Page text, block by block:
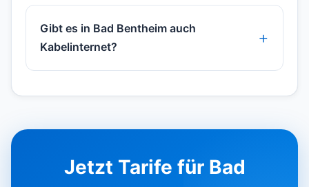
Gibt es in Bad Bentheim auch
Kabelinternet?
Jetzt Tarife für Bad